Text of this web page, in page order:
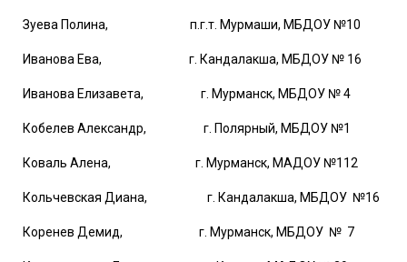
Зуева Полина, п.г.т. Мурмаши, МБДОУ №10
Иванова Ева, г. Кандалакша, МБДОУ № 16
Иванова Елизавета, г. Мурманск, МБДОУ № 4
Кобелев Александр, г. Полярный, МБДОУ №1
Коваль Алена, г. Мурманск, МАДОУ №112
Кольчевская Диана, г. Кандалакша, МБДОУ №16
Коренев Демид, г. Мурманск, МБДОУ № 7